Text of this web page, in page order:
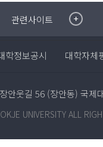
관련사이트
이메일무단수집거부
증명발급사이트
학정보공시 대학자체
안웃길 56 (장안동) 국제
UNIVERSITY ALL